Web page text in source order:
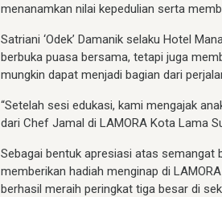
menanamkan nilai kepedulian serta
Satriani ‘Odek’ Damanik selaku Hotel
berbuka puasa bersama, tetapi juga
mungkin dapat menjadi bagian dari
“Setelah sesi edukasi, kami mengajak
dari Chef Jamal di LAMORA Kota Lama
Sebagai bentuk apresiasi atas semangat
memberikan hadiah menginap di
berhasil meraih peringkat tiga besar di